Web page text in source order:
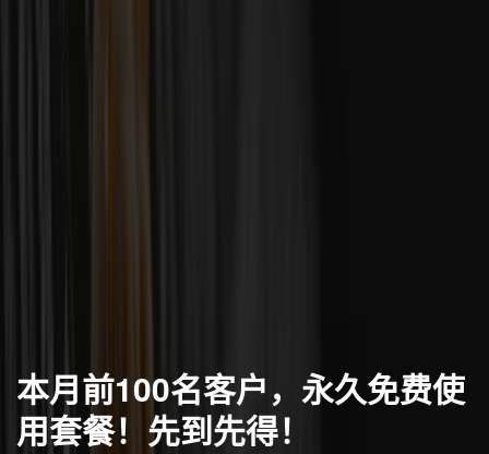
本月前100名客户，永久免费使
用套餐！先到先得！